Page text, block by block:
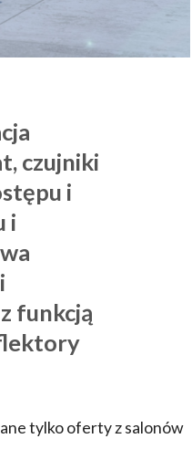
czujniki
i
i
funkcją
tylko oferty z salonów